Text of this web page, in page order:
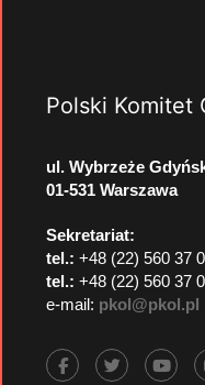
Polski Komitet
ul. Wybrzeże
01-531 Warszawa
Sekretariat:
tel.: +48 (22) 560 37
tel.: +48 (22) 560 37
e-mail: pkol@pkol.pl